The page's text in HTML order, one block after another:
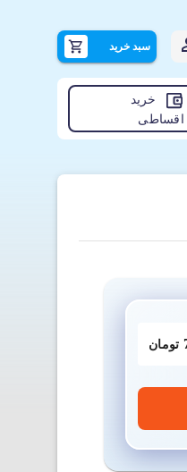
سبد خرید
خرید
اقساطی
تومان